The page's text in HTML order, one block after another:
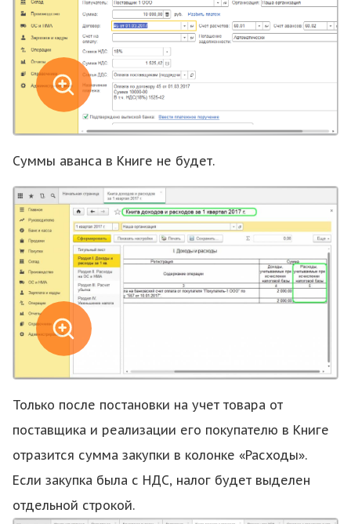
Суммы аванса в Книге не будет.
Только после постановки на учет товара от
поставщика и реализации его покупателю в Книге
отразится сумма закупки в колонке «Расходы».
Если закупка была с НДС, налог будет выделен
отдельной строкой.